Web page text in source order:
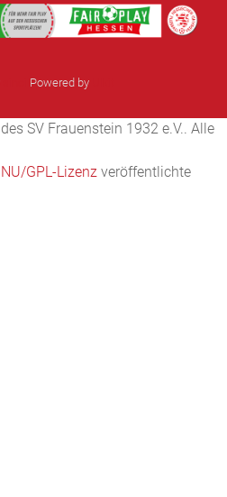
Powered by
SV Frauenstein 1932 e.V.. Alle
GPL-Lizenz veröffentlichte